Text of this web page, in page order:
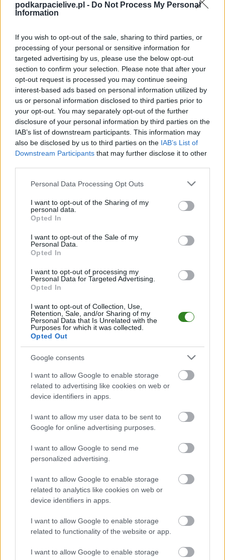
podkarpacielive.pl - Do Not Process My Personal
Information
If you wish to opt-out of the sale, sharing to third parties, or
processing of your personal or sensitive information for
targeted advertising by us, please use the below opt-out
section to confirm your selection. Please note that after your
opt-out request is processed you may continue seeing
interest-based ads based on personal information utilized by
us or personal information disclosed to third parties prior to
your opt-out. You may separately opt-out of the further
disclosure of your personal information by third parties on the
IAB’s list of downstream participants. This information may
also be disclosed by us to third parties on the IAB’s List of
Downstream Participants that may further disclose it to other
Please note that this website/app uses one or more Google
not limited to your visit or usage behaviour. You may click to
grant or deny consent to Google and its third-party tags to
use your data for below specified purposes in below Google
consent section.
Personal Data Processing Opt Outs
I want to opt-out of the Sharing of my
personal data.
Opted In
I want to opt-out of the Sale of my
Personal Data.
Opted In
I want to opt-out of processing my
Personal Data for Targeted Advertising.
Opted In
I want to opt-out of Collection, Use,
Retention, Sale, and/or Sharing of my
Personal Data that Is Unrelated with the
Purposes for which it was collected.
Opted Out
Google consents
I want to allow Google to enable storage
related to advertising like cookies on web or
device identifiers in apps.
I want to allow my user data to be sent to
Google for online advertising purposes.
I want to allow Google to send me
personalized advertising.
I want to allow Google to enable storage
related to analytics like cookies on web or
device identifiers in apps.
I want to allow Google to enable storage
related to functionality of the website or app.
I want to allow Google to enable storage
Więcej o meczu: Górnik Łęczna - Odra Opole
Więcej o lidze: I liga
CZYTAJ TAKŻE
Sponsor Stali z
potężną inwestycją.
Wydadzą blisko 280
mln zł
Były piłkarz Stali
wraca do Jordanii.
Podpisał kontrakt z
Ważne decyzje w
Stali Mielec. Nowy
statut i zmiany we
władzach
Stowarzyszenia
KOMENTARZE
⚠
Teraz komentarze są domyślnie ukryte, aby
poprawić komfort korzystania z serwisu. Kliknij
przycisk „Zobacz komentarze”, aby je wyświetlić i
NASTĘPNY ARTYKUŁ
2026-05-16 23:36
WIDEO: Stal Rzeszów - KS Wieczysta
1:5 [SKRÓT MECZU]